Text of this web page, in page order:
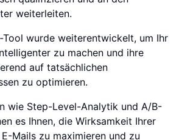
weiterleiten.
Tool wurde weiterentwickelt, um Ihr
zu machen und ihre
auf tatsächlichen
zu optimieren.
wie Step-Level-Analytik und A/B-
es Ihnen, die Wirksamkeit Ihrer
Mails zu maximieren und zu